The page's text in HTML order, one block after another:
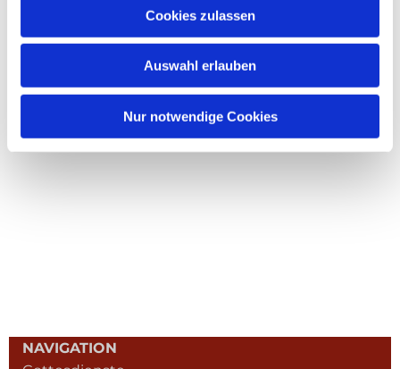
Cookies zulassen
Auswahl erlauben
Nur notwendige Cookies
NAVIGATION